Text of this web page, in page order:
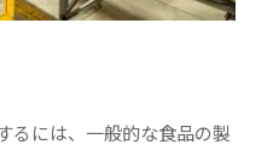
るには、一般的な食品の製